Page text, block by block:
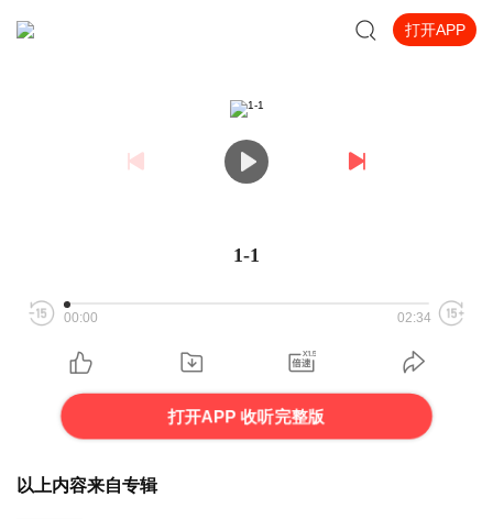
打开APP
1-1
00:00 02:34
打开APP 收听完整版
以上内容来自专辑